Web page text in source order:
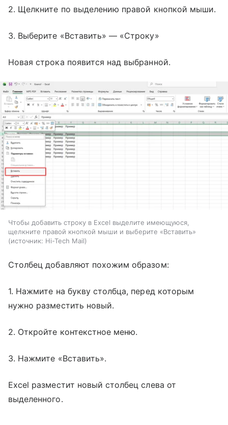
2. Щелкните по выделению правой кнопкой мыши.
3. Выберите «Вставить» — «Строку»
Новая строка появится над выбранной.
Чтобы добавить строку в Excel выделите имеющуюся,
щелкните правой кнопкой мыши и выберите «Вставить»
источник: Hi-Tech Mail
Столбец добавляют похожим образом:
1. Нажмите на букву столбца, перед которым
нужно разместить новый.
2. Откройте контекстное меню.
3. Нажмите «Вставить».
Excel разместит новый столбец слева от
выделенного.